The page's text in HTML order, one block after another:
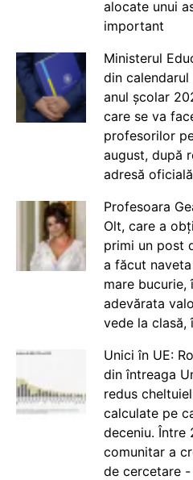
alocate unui
important
Ministerul
din
anul școlar
care se va
profesorilor
august, după
adresă oficială
Profesoara
Olt, care a
primi un post
a făcut
mare bucurie,
adevărata
vede la clasă,
Unici în UE:
din întreaga
redus
calculate pe
deceniu. Între
comunitar a
de cercetare